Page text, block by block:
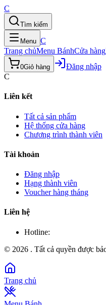
C
Tìm kiếm
Menu C
Trang chủMenu BánhCửa hàng
0Giỏ hàng
Đăng nhập
C
Liên kết
Tất cả sản phẩm
Hệ thống cửa hàng
Chương trình thành viên
Tài khoản
Đăng nhập
Hạng thành viên
Voucher hàng tháng
Liên hệ
Hotline:
© 2026 . Tất cả quyền được
Trang chủ